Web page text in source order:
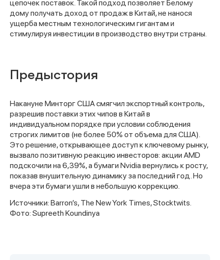
цепочек поставок. Такой подход позволяет Белому
дому получать доход от продаж в Китай, не нанося
ущерба местным технологическим гигантам и
стимулируя инвестиции в производство внутри страны.
Предыстория
Накануне Минторг США смягчил экспортный контроль,
разрешив поставки этих чипов в Китай в
индивидуальном порядке при условии соблюдения
строгих лимитов (не более 50% от объема для США).
Это решение, открывающее доступ к ключевому рынку,
вызвало позитивную реакцию инвесторов: акции AMD
подскочили на 6,39%, а бумаги Nvidia вернулись к росту,
показав внушительную динамику за последний год. Но
вчера эти бумаги ушли в небольшую коррекцию.
Источники: Barron’s, The New York Times, Stocktwits.
Фото: Supreeth Koundinya